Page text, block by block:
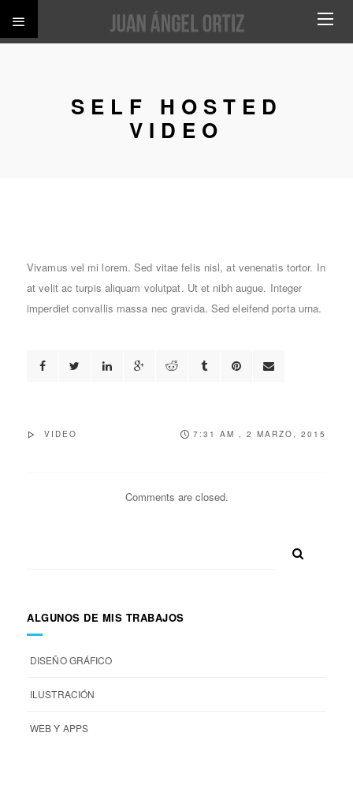
SELF HOSTED
VIDEO
Vivamus vel mi lorem. Sed vitae felis nisl, at venenatis tortor. In
at velit ac turpis aliquam volutpat. Ut et nibh augue. Integer
imperdiet convallis massa nec gravida. Sed eleifend porta urna.
VIDEO 7:31 AM , 2 MARZO, 2015
Comments are closed.
ALGUNOS DE MIS TRABAJOS
DISEÑO GRÁFICO
ILUSTRACIÓN
WEB Y APPS